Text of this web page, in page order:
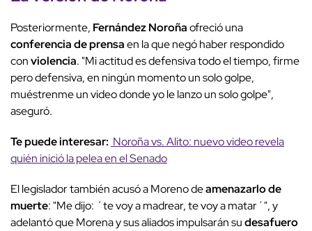
Posteriormente, Fernández Noroñaofreció una
conferencia de prensaen la que negó haber respondido
conviolencia. "Mi actitud es defensiva todo el tiempo, firme
pero defensiva, en ningún momento un solo golpe,
muéstrenme un video donde yo le lanzo un solo golpe",
aseguró.
Te puede interesar: Noroña vs. Alito: nuevo video revela
quién inició la pelea en el Senado
El legislador también acusó a Moreno deamenazarlo de
muerte: "Me dijo: ´te voy a madrear, te voy a matar´", y
adelantó que Morena y sus aliados impulsarán sudesafuero